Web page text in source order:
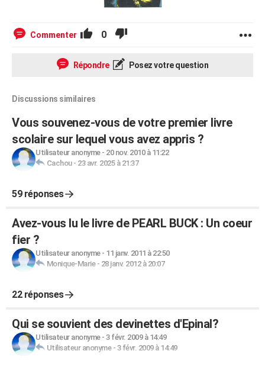
Commenter 0
Répondre Posez votre question
Discussions similaires
Vous souvenez-vous de votre premier livre
scolaire sur lequel vous avez appris ?
Utilisateur anonyme- 20 nov. 2010 à 11:22
Cachou- 23 avr. 2025 à 21:37
59 réponses
Avez-vous lu le livre de PEARL BUCK : Un coeur
fier ?
Utilisateur anonyme- 11 janv. 2011 à 22:50
Monique-Marie- 28 janv. 2012 à 20:07
22 réponses
Qui se souvient des devinettes d'Epinal?
Utilisateur anonyme- 3 févr. 2009 à 14:49
Utilisateur anonyme- 3 févr. 2009 à 14:49